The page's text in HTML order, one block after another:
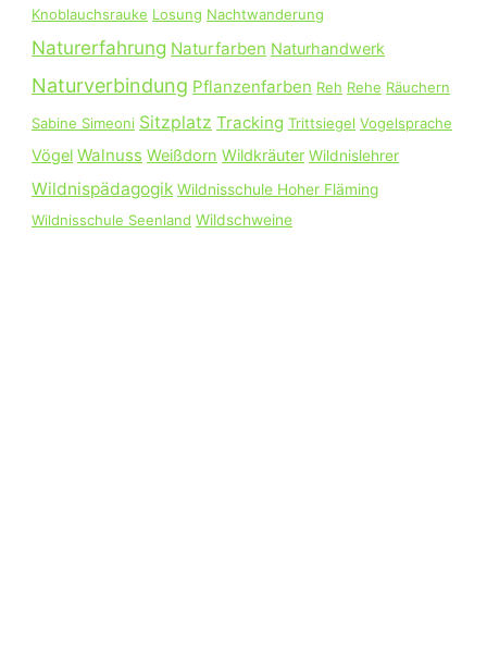
Knoblauchsrauke Losung Nachtwanderung
Naturerfahrung Naturfarben Naturhandwerk
Naturverbindung Pflanzenfarben Reh Rehe Räuchern
Sabine Simeoni Sitzplatz Tracking Trittsiegel Vogelsprache
Vögel Walnuss Weißdorn Wildkräuter Wildnislehrer
Wildnispädagogik Wildnisschule Hoher Fläming
Wildnisschule Seenland Wildschweine